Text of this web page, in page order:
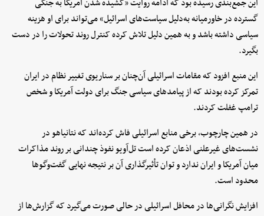
این جمع‌بندی رسیده بود که ادامه روایت «کشیده شدن آمریکا به جنگی
گسترده در خاورمیانه به‌دلیل سیاست‌های اسرائیل» می‌تواند برای او هزینه
سیاسی داشته باشد و به همین دلیل تلاش کرده کنترل روند تحولات را در دست
بگیرد.
این منبع افزود که مقامات اسرائیلی آن‌چنان بر سناریوی تغییر نظام در ایران
تمرکز کرده بودند که از پیامدهای سیاسی جنگ برای دولت آمریکا و شخص
ترامپ غفلت کردند.
در همین چارچوب، برخی منابع اسرائیلی فاش کرده‌اند که نتانیاهو در
نشست‌های غیرعلنی اذعان کرده است تل‌آویو نفوذ چندانی بر روند مذاکرات
میان آمریکا و ایران ندارد و توان تأثیرگذاری آن بر نتیجه نهایی گفت‌وگوها
محدود است.
افزایش نگرانی‌ها در محافل اسرائیلی در حالی صورت می‌گیرد که گزارش‌ها از